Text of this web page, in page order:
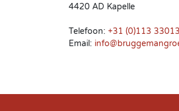
4420 AD Kapelle
Telefoon: +31 (0)113
Email: